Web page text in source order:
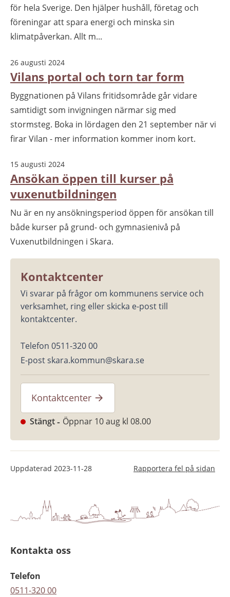
för hela Sverige. Den hjälper hushåll, företag och
föreningar att spara energi och minska sin
klimatpåverkan. Allt m...
26 augusti 2024
Vilans portal och torn tar form
Byggnationen på Vilans fritidsområde går vidare
samtidigt som invigningen närmar sig med
stormsteg. Boka in lördagen den 21 september när vi
firar Vilan - mer information kommer inom kort.
15 augusti 2024
Ansökan öppen till kurser på
vuxenutbildningen
Nu är en ny ansökningsperiod öppen för ansökan till
både kurser på grund- och gymnasienivå på
Vuxenutbildningen i Skara.
Kontaktcenter
Vi svarar på frågor om kommunens service och
verksamhet, ring eller skicka e-post till
kontaktcenter.
Telefon 0511-320 00
E-post skara.kommun@skara.se
Kontaktcenter
Stängt Öppnar 10 aug kl 08.00
Uppdaterad 2023-11-28 Rapportera fel på sidan
Kontakta oss
Telefon
0511-320 00